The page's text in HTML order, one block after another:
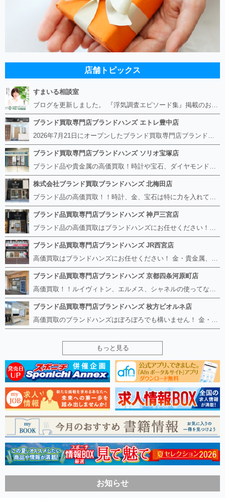
店舗トピックス
すまいる相談室
ブログを更新しました。 『浮気調査エピソード集』掲載のお知らせ https://smile-soudan.net/index.php?QBlog-20260808-1
ブランド買取専門店ブランドハンズ エトレ豊中店
2026年7月21日にオープンしたブランド買取専門店ブランドハンズ エトレ豊中店です。 阪急豊中駅直結のショッピングモール エトレとよなかの１階に店舗がございます。 金・貴金属、ブランド品、時計、宝石などその他ブランド食器や美容機器、ブランド香水や化粧品などの取り扱いもございます。 熟練の鑑定士が親切・丁寧に接客、査定をさせていただきます。 査定だけでもOK。お気軽にご来店下さいませ！
ブランド買取専門店ブランドハンズ ソリオ宝塚店
ブランド品や貴金属の高価買取！時計や宝石、ダイヤモンドなど家に眠っているものがあったら捨てる前にブランドハンズへお越しください。 査定料は無料、お値段が付くものかお調べいたします！ 宅配買取もありますので使っていない古いルイヴィトンのバッグや財布、壊れているオメガの時計、千切れている金のネックレスや指輪、小型家電も取り扱っておりますのでお気軽にご利用下さい☆ その他ブランド食器、銀シルバー製品、美容機器、脱毛器、スマホなど幅広く取り扱っております！
株式会社ブランド買取ブランドハンズ 北梅田店
ブランド品の高価買取！！時計、金、宝石は特に力を入れています！ ルイヴィトン、シャネル、ロレックス、エルメスはもちろん、グッチ、プラダ、セリーヌ、フェンディなどなど、 その他ブランド食器、銀シルバー製品、美容機器、脱毛器、スマホなど幅広く取り扱っているので まずは無料査定にお越しください！ 手数料は全て無料！全国対応の宅配買取も行っておりますのでお気軽にご連絡下さい！
ブランド品買取専門店ブランドハンズ 神戸三宮店
ブランド品の高価買取はブランドハンズにお任せください！！ 高騰し続けている金・貴金属はもちろん、ルイヴィトン、エルメス、シャネル、ロレックスは特に力を入れております。 その他ブランド食器、銀シルバー製品、美容機器、脱毛器、スマホなど幅広く取り扱っております！ 鑑定士は経験豊富で親切丁寧な対応を心がけております。 鑑定書がないものでもしっかり見させて頂きます。
ブランド品買取専門店ブランドハンズ JR西宮店
高価買取はブランドハンズにお任せください！ 金・貴金属、ルイヴィトン、エルメス、シャネル、ロレックスは特に力を入れておりますが、 他店で断られたボロボロになったバッグや財布、壊れたブランド品、時計、千切れた貴金属もお買取り可能です。 経験豊富な鑑定士が宝石やダイヤモンドの鑑定書がないものでもしっかり見させて頂きます。 その他ブランド食器、銀シルバー製品、美容機器、脱毛器、スマホなど幅広く取り扱っております！ 是非お気軽にお越しください。
ブランド品買取専門店ブランドハンズ 京都四条河原町店
高価買取！！ルイヴィトン、エルメス、シャネルの使ってないものなど ブランドハンズならボロボロでも構いません。 他店に断られたものも当店ならお買取り可能です！ ロレックスやフェンディ、グッチも大歓迎です！ ブランド品や貴金属、時計、宝石、ダイヤモンドは特に高価買取ですのでお査定だけでもお待ちしております。
ブランド品買取専門店ブランドハンズ 枚方ビオルネ店
高価買取のブランドハンズはぼろぼろでも構いません！ 金・貴金属、ルイヴィトンやエルメス、シャネルの使ってないものはございませんか？ 他店に断られたものも当店ならお買取り可能です！ ロレックスやフェンディ、グッチも大歓迎！ ブランド品や貴金属、時計、宝石、ダイヤモンドは特に高価買取ですがブランド食器、スマホ、美容機器、銀製品など幅広く取り扱っております。
もっと見る
お知らせ